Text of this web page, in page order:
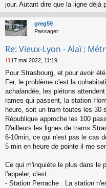
jour. Autant dire que la ligne déjà
greg59
Passager
Re: Vieux-Lyon - Alaï :
e
s
s
g
e
n
o
n
u
17 mai 2022, 11:19
Pour Strasbourg, et pour avoir
Fer, le problème c'est la
achalandée, les piétons
rames qui passent, la station
heure, soit un tram toutes les 30
République approche les 100
D'ailleurs les lignes de trams
6-10min, ce qui n'est pas le cas
5 min en heure de pointe il me
Ce qui m'inquiète le plus dans le
l'appeler, c'est :
- Station Perrache : La station